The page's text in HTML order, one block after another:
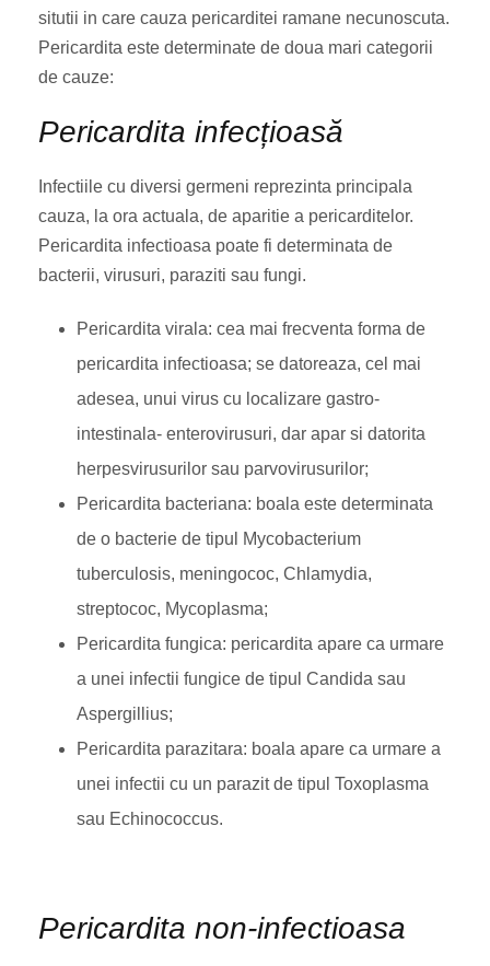
situtii in care cauza pericarditei ramane necunoscuta.
Pericardita este determinate de doua mari categorii
de cauze:
Pericardita infecțioasă
Infectiile cu diversi germeni reprezinta principala
cauza, la ora actuala, de aparitie a pericarditelor.
Pericardita infectioasa poate fi determinata de
bacterii, virusuri, paraziti sau fungi.
Pericardita virala: cea mai frecventa forma de
pericardita infectioasa; se datoreaza, cel mai
adesea, unui virus cu localizare gastro-
intestinala- enterovirusuri, dar apar si datorita
herpesvirusurilor sau parvovirusurilor;
Pericardita bacteriana: boala este determinata
de o bacterie de tipul Mycobacterium
tuberculosis, meningococ, Chlamydia,
streptococ, Mycoplasma;
Pericardita fungica: pericardita apare ca urmare
a unei infectii fungice de tipul Candida sau
Aspergillius;
Pericardita parazitara: boala apare ca urmare a
unei infectii cu un parazit de tipul Toxoplasma
sau Echinococcus.
Pericardita non-infectioasa